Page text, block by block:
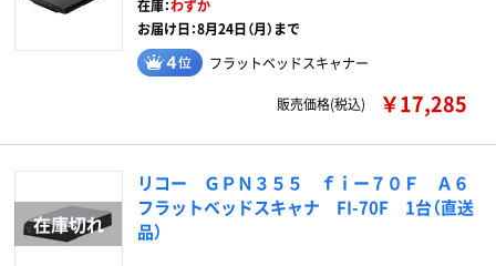
在庫：わずか
お届け日：8月24日（月）まで
フラットベッドスキャナー
販売価格(税込) ￥17,285
リコー ＧＰＮ３５５ ｆｉー７０Ｆ Ａ６
フラットベッドスキャナ FI-70F 1台（直送
品）